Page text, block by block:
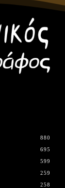
880
695
599
259
258